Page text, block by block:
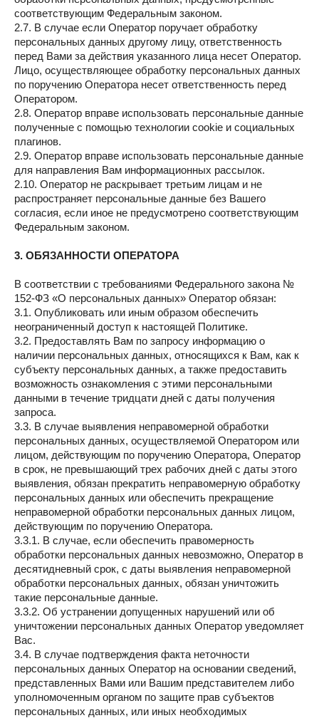
соответствующим Федеральным законом.
2.7. В случае если Оператор поручает обработку
персональных данных другому лицу, ответственность
перед Вами за действия указанного лица несет Оператор.
Лицо, осуществляющее обработку персональных данных
по поручению Оператора несет ответственность перед
Оператором.
2.8. Оператор вправе использовать персональные данные
полученные с помощью технологии cookie и социальных
плагинов.
2.9. Оператор вправе использовать персональные данные
для направления Вам информационных рассылок.
2.10. Оператор не раскрывает третьим лицам и не
распространяет персональные данные без Вашего
согласия, если иное не предусмотрено соответствующим
Федеральным законом.
3. ОБЯЗАННОСТИ ОПЕРАТОРА
В соответствии с требованиями Федерального закона №
152-ФЗ «О персональных данных» Оператор обязан:
3.1. Опубликовать или иным образом обеспечить
неограниченный доступ к настоящей Политике.
3.2. Предоставлять Вам по запросу информацию о
наличии персональных данных, относящихся к Вам, как к
субъекту персональных данных, а также предоставить
возможность ознакомления с этими персональными
данными в течение тридцати дней с даты получения
запроса.
3.3. В случае выявления неправомерной обработки
персональных данных, осуществляемой Оператором или
лицом, действующим по поручению Оператора, Оператор
в срок, не превышающий трех рабочих дней с даты этого
выявления, обязан прекратить неправомерную обработку
персональных данных или обеспечить прекращение
неправомерной обработки персональных данных лицом,
действующим по поручению Оператора.
3.3.1. В случае, если обеспечить правомерность
обработки персональных данных невозможно, Оператор в
десятидневный срок, с даты выявления неправомерной
обработки персональных данных, обязан уничтожить
такие персональные данные.
3.3.2. Об устранении допущенных нарушений или об
уничтожении персональных данных Оператор уведомляет
Вас.
3.4. В случае подтверждения факта неточности
персональных данных Оператор на основании сведений,
представленных Вами или Вашим представителем либо
уполномоченным органом по защите прав субъектов
персональных данных, или иных необходимых